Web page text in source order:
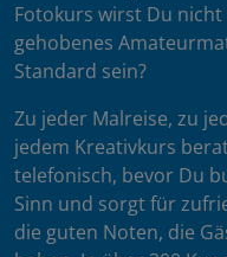
Fotokurs wirst Du nicht
gehobenes
Standard sein?
Zu jeder Malreise, zu
jedem Kreativkurs
telefonisch, bevor Du
Sinn und sorgt für
die guten Noten, die